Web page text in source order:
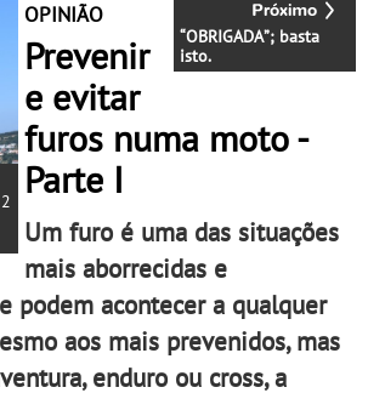
“OBRIGADA”; basta
isto.
OPINIÃO
Prevenir
e evitar
furos numa moto -
Parte I
Um furo é uma das situações
mais aborrecidas e
podem acontecer a qualquer
aos mais prevenidos, mas
enduro ou cross, a